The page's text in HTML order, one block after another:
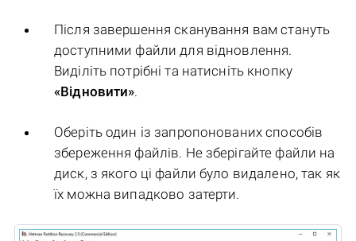
Після завершення сканування вам стануть
доступними файли для відновлення.
Виділіть потрібні та натисніть кнопку
«Відновити».
Оберіть один із запропонованих способів
збереження файлів. Не зберігайте файли на
диск, з якого ці файли було видалено, так як
їх можна випадково затерти.